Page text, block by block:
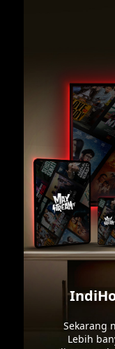
Sekarang
Lebih